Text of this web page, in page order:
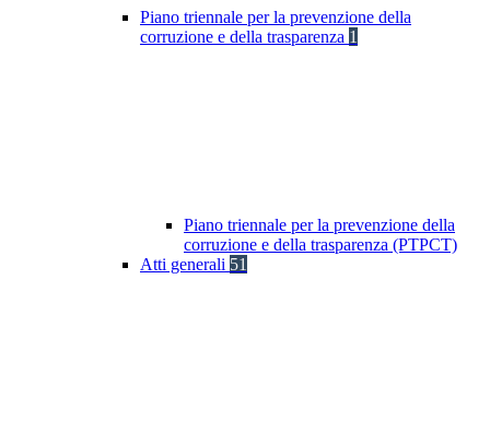
Piano triennale per la prevenzione della
corruzione e della trasparenza 1
Piano triennale per la prevenzione della
corruzione e della trasparenza (PTPCT)
Atti generali 51